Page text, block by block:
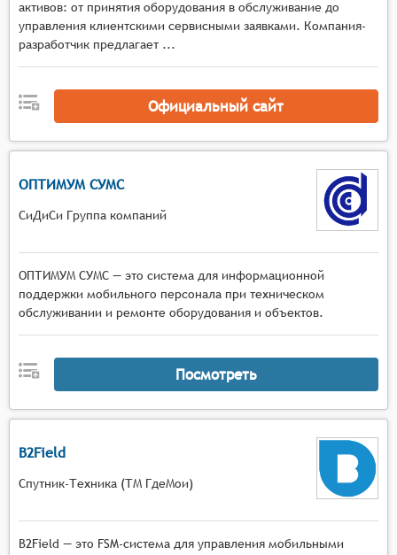
активов: от принятия оборудования в обслуживание до
управления клиентскими сервисными заявками. Компания-
разработчик предлагает ...
Официальный сайт
ОПТИМУМ СУМС
СиДиСи Группа компаний
ОПТИМУМ СУМС — это система для информационной
поддержки мобильного персонала при техническом
обслуживании и ремонте оборудования и объектов.
Посмотреть
B2Field
Спутник-Техника (ТМ ГдеМои)
B2Field — это FSM-система для управления мобильными